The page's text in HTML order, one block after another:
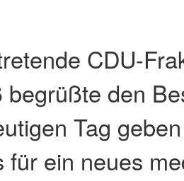
CDU-
begrüßte den
Tag
für ein neues